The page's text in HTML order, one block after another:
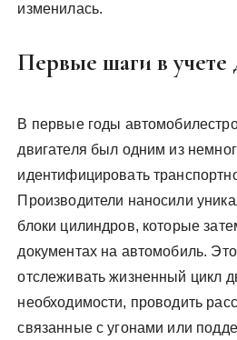
изменилась.
Первые шаги в учете
В первые годы
двигателя был одним из
идентифицировать
Производители наносили
блоки цилиндров, которые
документах на автомобиль.
отслеживать жизненный цикл
необходимости, проводить
связанные с угонами или